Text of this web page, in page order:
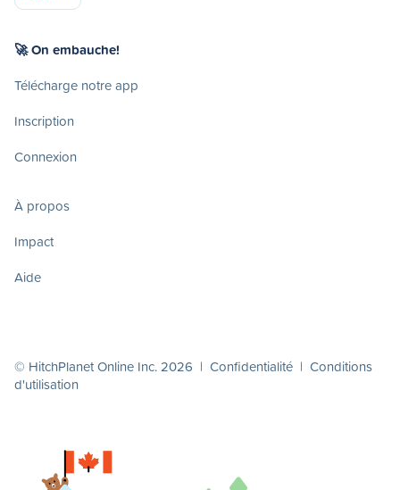
🚀 On embauche!
Télécharge notre app
Inscription
Connexion
À propos
Impact
Aide
© HitchPlanet Online Inc. 2026 | Confidentialité | Conditions
d'utilisation